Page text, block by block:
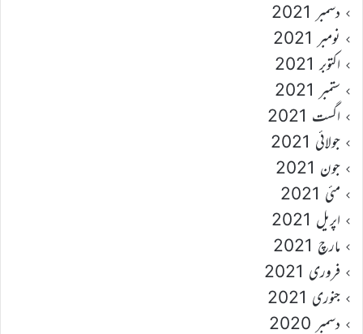
دسمبر 2021
نومبر 2021
اکتوبر 2021
ستمبر 2021
اگست 2021
جولائی 2021
جون 2021
مئی 2021
اپریل 2021
مارچ 2021
فروری 2021
جنوری 2021
دسمبر 2020